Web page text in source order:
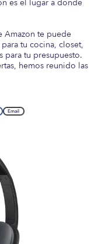
es el lugar a donde
Amazon te puede
tu cocina, closet,
para tu presupuesto.
hemos reunido las
Email